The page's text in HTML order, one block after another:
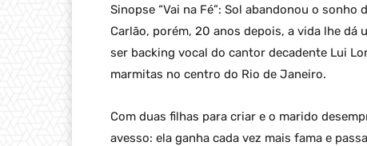
Sinopse “Vai na Fé”: Sol abandonou o
Carlão, porém, 20 anos depois, a vida lhe dá
ser backing vocal do cantor decadente Lui
marmitas no centro do Rio de Janeiro.
Com duas filhas para criar e o marido
avesso: ela ganha cada vez mais fama e